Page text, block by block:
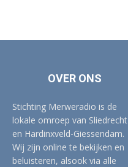
OVER ONS
Stichting Merweradio is de
lokale omroep van Sliedrecht
en Hardinxveld-Giessendam.
Wij zijn online te bekijken en
beluisteren, alsook via alle